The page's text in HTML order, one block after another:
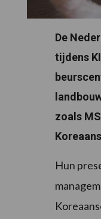
De
tijdens
zoals
Hun